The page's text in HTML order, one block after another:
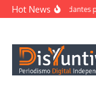
Saltar al contenido
Hot NewsAbundantes